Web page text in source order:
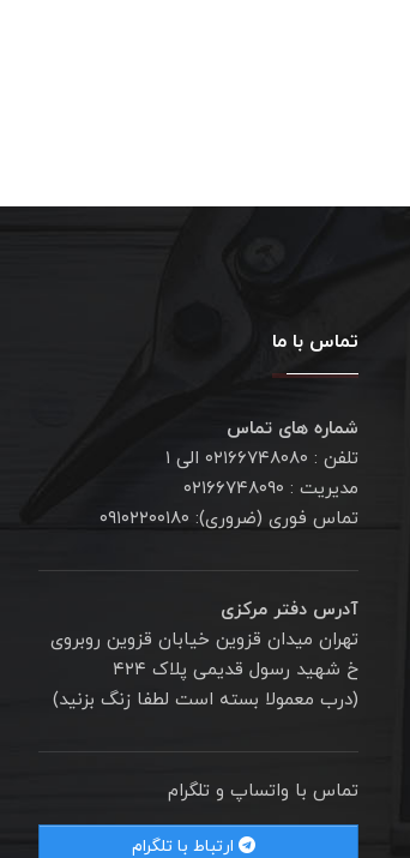
تماس با ما
شماره های تماس
تلفن : ۰۲۱۶۶۷۴۸۰۸۰ الی ۱
مدیریت : ۰۲۱۶۶۷۴۸۰۹۰
تماس فوری (ضروری): ۰۹۱۰۲۲۰۰۱۸۰
آدرس دفتر مرکزی
تهران میدان قزوین خیابان قزوین روبروی
خ شهید رسول قدیمی پلاک ۴۲۴
(درب معمولا بسته است لطفا زنگ بزنید)
تماس با واتساپ و تلگرام
ارتباط با تلگرام